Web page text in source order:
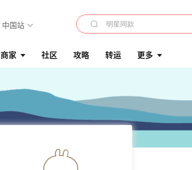
中国站
商家 社区 攻略 转运 更多